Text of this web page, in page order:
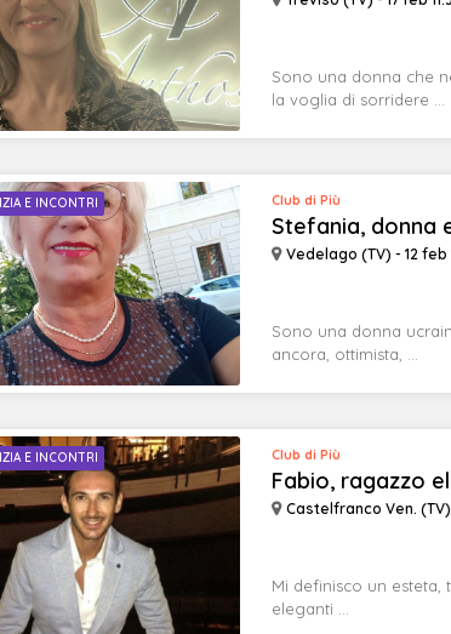
Sono una donna che
la voglia di sorridere ...
E INCONTRI
Stefania, donna
Vedelago (TV) - 12 feb
Club di Più
Sono una donna
ancora, ottimista, ...
E INCONTRI
Fabio, ragazzo
Castelfranco Ven. (TV)
Club di Più
Mi definisco un esteta,
eleganti ...